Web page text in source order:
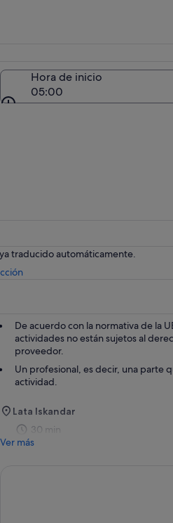
Hora de inicio
05:00
traducido automáticamente.
Se
pestaña
nueva
De acuerdo con la normativa de la
actividades no están sujetos al
proveedor.
Un profesional, es decir, una parte
actividad.
Lata Iskandar
30 min
Ver más